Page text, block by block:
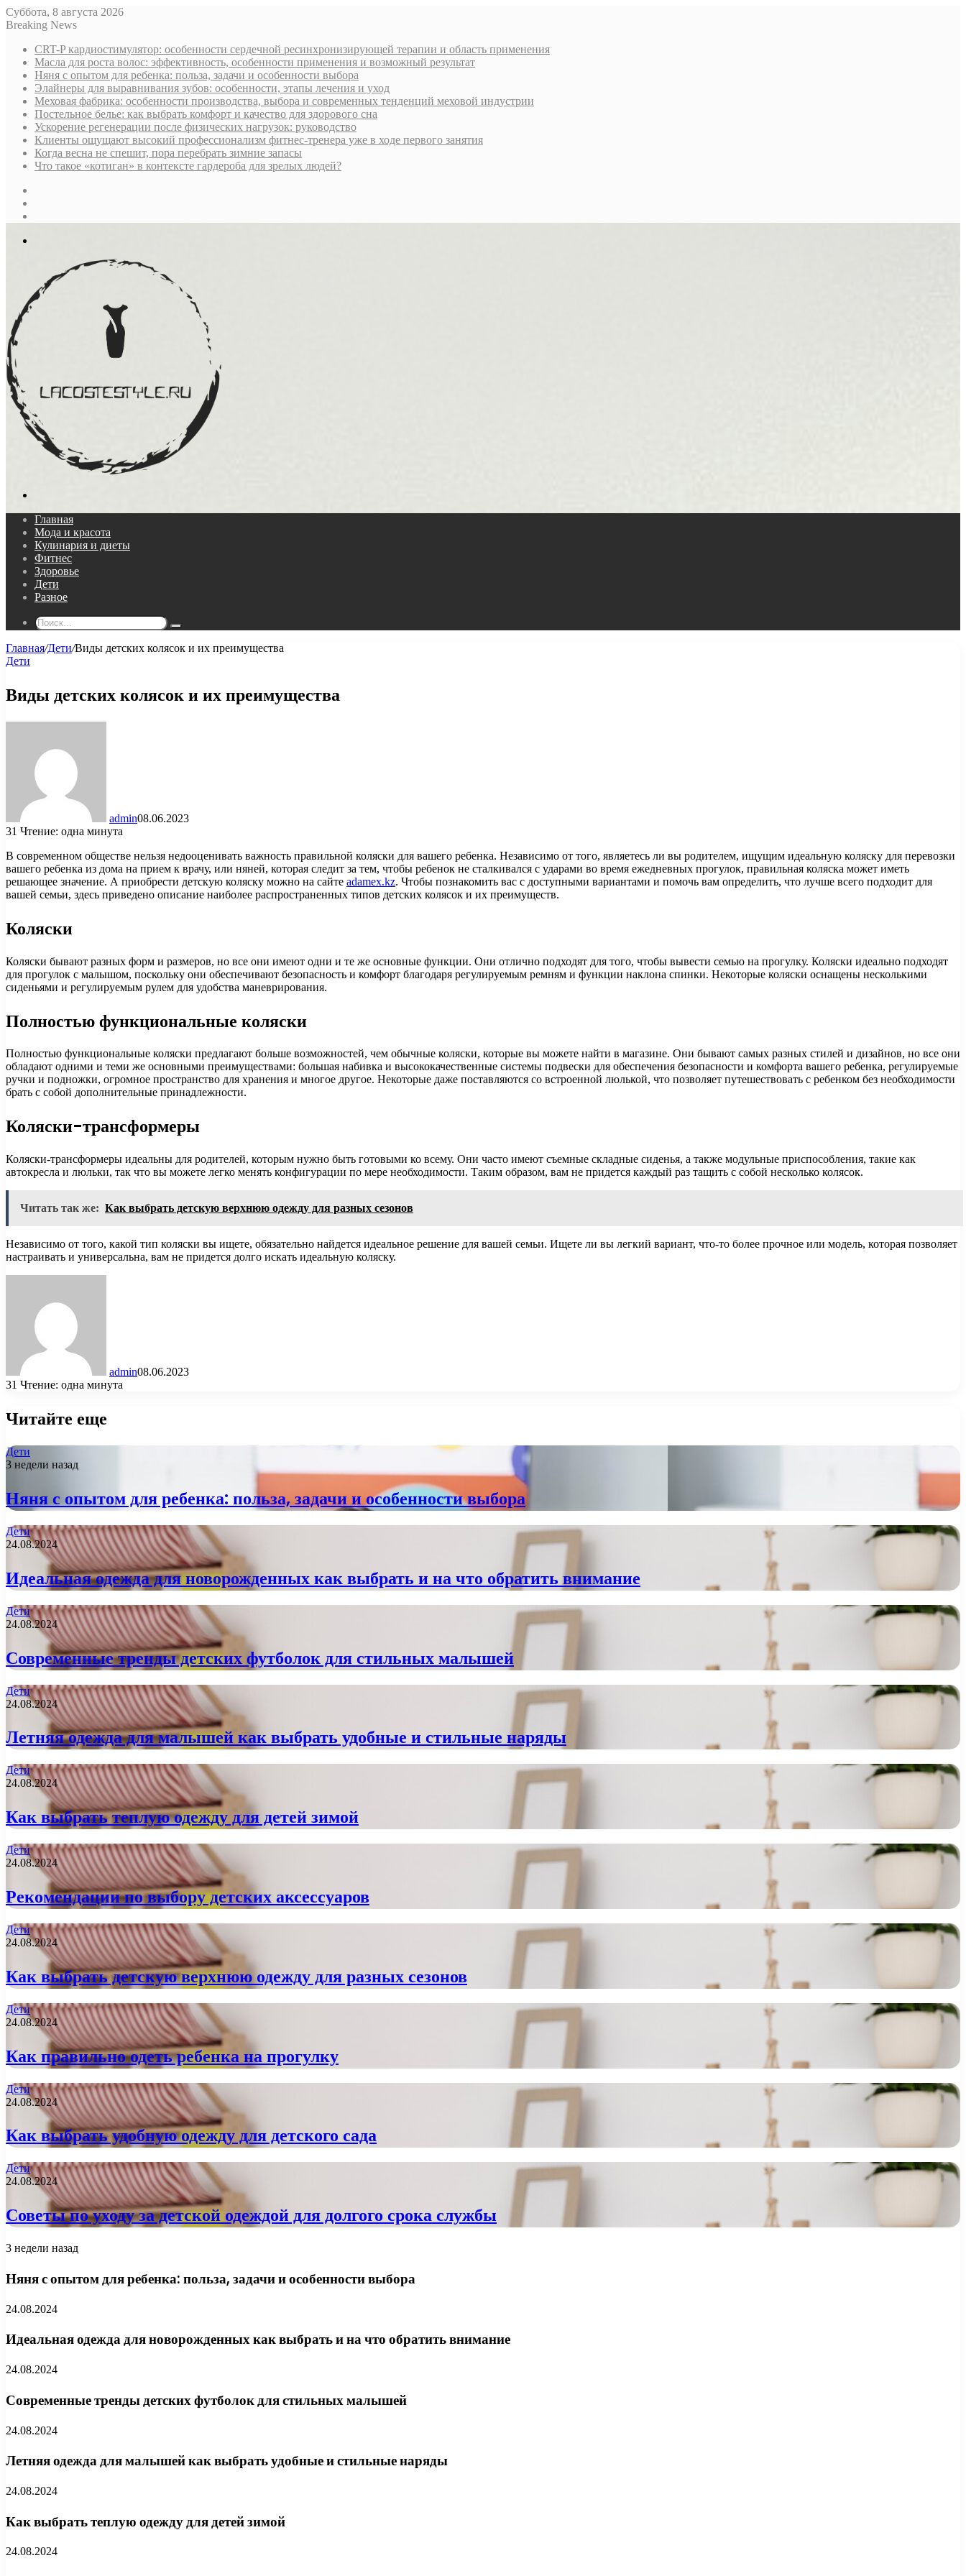
Суббота, 8 августа 2026
Breaking News
CRT-P кардиостимулятор: особенности сердечной ресинхронизирующей терапии и область применения
Масла для роста волос: эффективность, особенности применения и возможный результат
Няня с опытом для ребенка: польза, задачи и особенности выбора
Элайнеры для выравнивания зубов: особенности, этапы лечения и уход
Меховая фабрика: особенности производства, выбора и современных тенденций меховой индустрии
Постельное белье: как выбрать комфорт и качество для здорового сна
Ускорение регенерации после физических нагрузок: руководство
Клиенты ощущают высокий профессионализм фитнес-тренера уже в ходе первого занятия
Когда весна не спешит, пора перебрать зимние запасы
Что такое «котиган» в контексте гардероба для зрелых людей?
Главная
Мода и красота
Кулинария и диеты
Фитнес
Здоровье
Дети
Разное
Поиск...
Главная/Дети/Виды детских колясок и их преимущества
Дети
Виды детских колясок и их преимущества
admin08.06.2023
31 Чтение: одна минута
В современном обществе нельзя недооценивать важность правильной коляски для вашего ребенка. Независимо от того, являетесь ли вы родителем, ищущим идеальную коляску для перевозки
вашего ребенка из дома на прием к врачу, или няней, которая следит за тем, чтобы ребенок не сталкивался с ударами во время ежедневных прогулок, правильная коляска может иметь
решающее значение. А приобрести детскую коляску можно на сайте adamex.kz. Чтобы познакомить вас с доступными вариантами и помочь вам определить, что лучше всего подходит для
вашей семьи, здесь приведено описание наиболее распространенных типов детских колясок и их преимуществ.
Коляски
Коляски бывают разных форм и размеров, но все они имеют одни и те же основные функции. Они отлично подходят для того, чтобы вывести семью на прогулку. Коляски идеально подходят
для прогулок с малышом, поскольку они обеспечивают безопасность и комфорт благодаря регулируемым ремням и функции наклона спинки. Некоторые коляски оснащены несколькими
сиденьями и регулируемым рулем для удобства маневрирования.
Полностью функциональные коляски
Полностью функциональные коляски предлагают больше возможностей, чем обычные коляски, которые вы можете найти в магазине. Они бывают самых разных стилей и дизайнов, но все они
обладают одними и теми же основными преимуществами: большая набивка и высококачественные системы подвески для обеспечения безопасности и комфорта вашего ребенка, регулируемые
ручки и подножки, огромное пространство для хранения и многое другое. Некоторые даже поставляются со встроенной люлькой, что позволяет путешествовать с ребенком без необходимости
брать с собой дополнительные принадлежности.
Коляски-трансформеры
Коляски-трансформеры идеальны для родителей, которым нужно быть готовыми ко всему. Они часто имеют съемные складные сиденья, а также модульные приспособления, такие как
автокресла и люльки, так что вы можете легко менять конфигурации по мере необходимости. Таким образом, вам не придется каждый раз тащить с собой несколько колясок.
Читать так же: Как выбрать детскую верхнюю одежду для разных сезонов
Независимо от того, какой тип коляски вы ищете, обязательно найдется идеальное решение для вашей семьи. Ищете ли вы легкий вариант, что-то более прочное или модель, которая позволяет
настраивать и универсальна, вам не придется долго искать идеальную коляску.
admin08.06.2023
31 Чтение: одна минута
Читайте еще
Дети
3 недели назад
Няня с опытом для ребенка: польза, задачи и особенности выбора
Дети
24.08.2024
Идеальная одежда для новорожденных как выбрать и на что обратить внимание
Дети
24.08.2024
Современные тренды детских футболок для стильных малышей
Дети
24.08.2024
Летняя одежда для малышей как выбрать удобные и стильные наряды
Дети
24.08.2024
Как выбрать теплую одежду для детей зимой
Дети
24.08.2024
Рекомендации по выбору детских аксессуаров
Дети
24.08.2024
Как выбрать детскую верхнюю одежду для разных сезонов
Дети
24.08.2024
Как правильно одеть ребенка на прогулку
Дети
24.08.2024
Как выбрать удобную одежду для детского сада
Дети
24.08.2024
Советы по уходу за детской одеждой для долгого срока службы
3 недели назад
Няня с опытом для ребенка: польза, задачи и особенности выбора
24.08.2024
Идеальная одежда для новорожденных как выбрать и на что обратить внимание
24.08.2024
Современные тренды детских футболок для стильных малышей
24.08.2024
Летняя одежда для малышей как выбрать удобные и стильные наряды
24.08.2024
Как выбрать теплую одежду для детей зимой
24.08.2024